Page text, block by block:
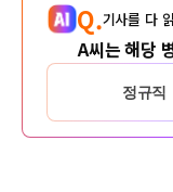
Q.기사를 다
A씨는 해당
정규직